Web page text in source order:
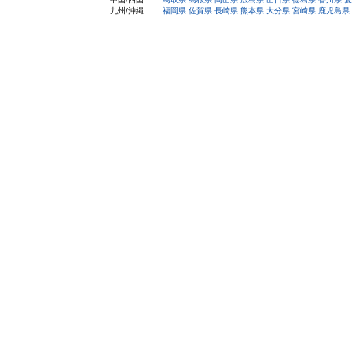
九州/沖縄
福岡県 佐賀県 長崎県 熊本県 大分県 宮崎県 鹿児島県